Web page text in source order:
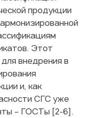
продукции
Этот
внедрения в
и, как
СГС уже
– ГОСТы [2-6].